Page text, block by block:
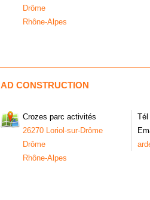
Drôme
Rhône-Alpes
AD CONSTRUCTION
Crozes parc activités
26270 Loriol-sur-Drôme
Drôme
Rhône-Alpes
Tél